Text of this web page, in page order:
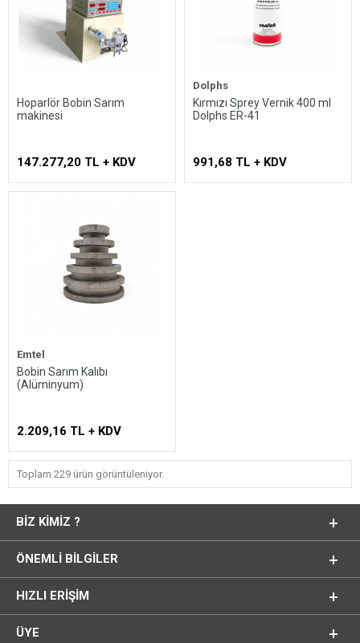
Hoparlör Bobin Sarım
makinesi
147.277,20 TL + KDV
Dolphs
Kırmızı Sprey Vernik 400 ml
Dolphs ER-41
991,68 TL + KDV
Emtel
Bobin Sarım Kalıbı
(Alüminyum)
2.209,16 TL + KDV
Toplam 229 ürün görüntüleniyor.
BIZ KIMIZ ?
ÖNEMLI BILGILER
HIZLI ERIŞIM
ÜYE